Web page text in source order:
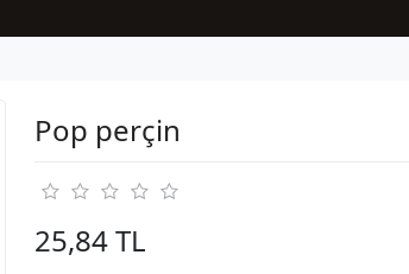
Pop perçin
25,84 TL